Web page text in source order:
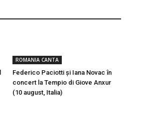
ROMANIA CANTA
Federico Paciotti și Iana Novac în
concert la Tempio di Giove Anxur
(10 august, Italia)